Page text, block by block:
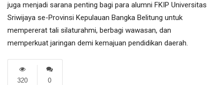
juga menjadi sarana penting bagi para alumni FKIP Universitas
Sriwijaya se-Provinsi Kepulauan Bangka Belitung untuk
mempererat tali silaturahmi, berbagi wawasan, dan
memperkuat jaringan demi kemajuan pendidikan daerah.
0
320